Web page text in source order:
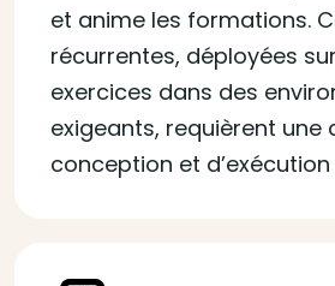
et anime les formations.
récurrentes, déployées
exercices dans des
exigeants, requièrent une
conception et